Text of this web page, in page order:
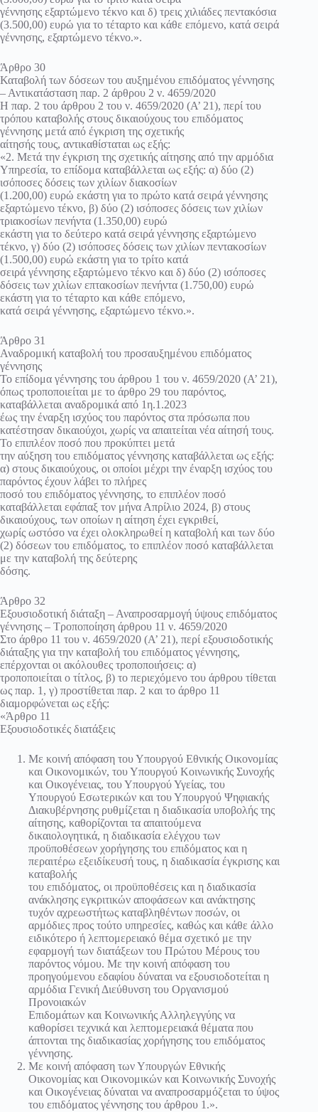
γέννησης εξαρτώμενο τέκνο και δ) τρεις χιλιάδες πεντακόσια
(3.500,00) ευρώ για το τέταρτο και κάθε επόμενο, κατά σειρά
γέννησης, εξαρτώμενο τέκνο.».
Άρθρο 30
Καταβολή των δόσεων του αυξημένου επιδόματος γέννησης
– Αντικατάσταση παρ. 2 άρθρου 2 ν. 4659/2020
Η παρ. 2 του άρθρου 2 του ν. 4659/2020 (Α’ 21), περί του
τρόπου καταβολής στους δικαιούχους του επιδόματος
γέννησης μετά από έγκριση της σχετικής
αίτησής τους, αντικαθίσταται ως εξής:
«2. Μετά την έγκριση της σχετικής αίτησης από την αρμόδια
Υπηρεσία, το επίδομα καταβάλλεται ως εξής: α) δύο (2)
ισόποσες δόσεις των χιλίων διακοσίων
(1.200,00) ευρώ εκάστη για το πρώτο κατά σειρά γέννησης
εξαρτώμενο τέκνο, β) δύο (2) ισόποσες δόσεις των χιλίων
τριακοσίων πενήντα (1.350,00) ευρώ
εκάστη για το δεύτερο κατά σειρά γέννησης εξαρτώμενο
τέκνο, γ) δύο (2) ισόποσες δόσεις των χιλίων πεντακοσίων
(1.500,00) ευρώ εκάστη για το τρίτο κατά
σειρά γέννησης εξαρτώμενο τέκνο και δ) δύο (2) ισόποσες
δόσεις των χιλίων επτακοσίων πενήντα (1.750,00) ευρώ
εκάστη για το τέταρτο και κάθε επόμενο,
κατά σειρά γέννησης, εξαρτώμενο τέκνο.».
Άρθρο 31
Αναδρομική καταβολή του προσαυξημένου επιδόματος
γέννησης
Το επίδομα γέννησης του άρθρου 1 του ν. 4659/2020 (Α’ 21),
όπως τροποποιείται με το άρθρο 29 του παρόντος,
καταβάλλεται αναδρομικά από 1η.1.2023
έως την έναρξη ισχύος του παρόντος στα πρόσωπα που
κατέστησαν δικαιούχοι, χωρίς να απαιτείται νέα αίτησή τους.
Το επιπλέον ποσό που προκύπτει μετά
την αύξηση του επιδόματος γέννησης καταβάλλεται ως εξής:
α) στους δικαιούχους, οι οποίοι μέχρι την έναρξη ισχύος του
παρόντος έχουν λάβει το πλήρες
ποσό του επιδόματος γέννησης, το επιπλέον ποσό
καταβάλλεται εφάπαξ τον μήνα Απρίλιο 2024, β) στους
δικαιούχους, των οποίων η αίτηση έχει εγκριθεί,
χωρίς ωστόσο να έχει ολοκληρωθεί η καταβολή και των δύο
(2) δόσεων του επιδόματος, το επιπλέον ποσό καταβάλλεται
με την καταβολή της δεύτερης
δόσης.
Άρθρο 32
Εξουσιοδοτική διάταξη – Αναπροσαρμογή ύψους επιδόματος
γέννησης – Τροποποίηση άρθρου 11 ν. 4659/2020
Στο άρθρο 11 του ν. 4659/2020 (Α’ 21), περί εξουσιοδοτικής
διάταξης για την καταβολή του επιδόματος γέννησης,
επέρχονται οι ακόλουθες τροποποιήσεις: α)
τροποποιείται ο τίτλος, β) το περιεχόμενο του άρθρου τίθεται
ως παρ. 1, γ) προστίθεται παρ. 2 και το άρθρο 11
διαμορφώνεται ως εξής:
«Άρθρο 11
Εξουσιοδοτικές διατάξεις
Με κοινή απόφαση του Υπουργού Εθνικής Οικονομίας
και Οικονομικών, του Υπουργού Κοινωνικής Συνοχής
και Οικογένειας, του Υπουργού Υγείας, του
Υπουργού Εσωτερικών και του Υπουργού Ψηφιακής
Διακυβέρνησης ρυθμίζεται η διαδικασία υποβολής της
αίτησης, καθορίζονται τα απαιτούμενα
δικαιολογητικά, η διαδικασία ελέγχου των
προϋποθέσεων χορήγησης του επιδόματος και η
περαιτέρω εξειδίκευσή τους, η διαδικασία έγκρισης και
καταβολής
του επιδόματος, οι προϋποθέσεις και η διαδικασία
ανάκλησης εγκριτικών αποφάσεων και ανάκτησης
τυχόν αχρεωστήτως καταβληθέντων ποσών, οι
αρμόδιες προς τούτο υπηρεσίες, καθώς και κάθε άλλο
ειδικότερο ή λεπτομερειακό θέμα σχετικό με την
εφαρμογή των διατάξεων του Πρώτου Μέρους του
παρόντος νόμου. Με την κοινή απόφαση του
προηγούμενου εδαφίου δύναται να εξουσιοδοτείται η
αρμόδια Γενική Διεύθυνση του Οργανισμού
Προνοιακών
Επιδομάτων και Κοινωνικής Αλληλεγγύης να
καθορίσει τεχνικά και λεπτομερειακά θέματα που
άπτονται της διαδικασίας χορήγησης του επιδόματος
γέννησης.
Με κοινή απόφαση των Υπουργών Εθνικής
Οικονομίας και Οικονομικών και Κοινωνικής Συνοχής
και Οικογένειας δύναται να αναπροσαρμόζεται το ύψος
του επιδόματος γέννησης του άρθρου 1.».